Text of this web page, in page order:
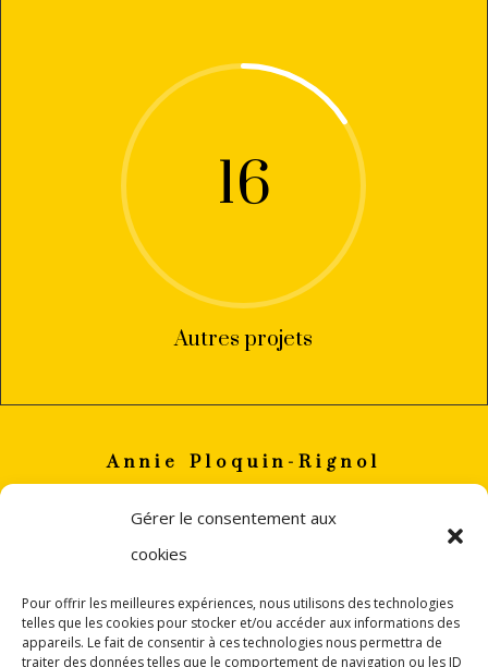
Gérer le consentement aux
cookies
Pour offrir les meilleures expériences, nous utilisons des technologies
telles que les cookies pour stocker et/ou accéder aux informations des
appareils. Le fait de consentir à ces technologies nous permettra de
traiter des données telles que le comportement de navigation ou les ID
16
Autres projets
Annie Ploquin-Rignol
annieploquin.rignol(a)gmail.com